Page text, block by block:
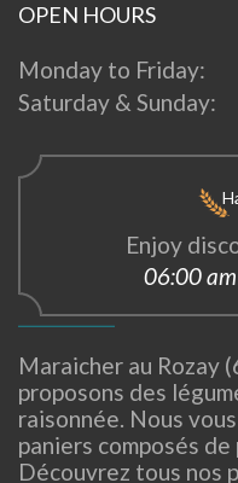
OPEN HOURS
Monday to Friday:
Saturday & Sunday:
Enjoy
06:00
Maraicher au Rozay
proposons des
raisonnée. Nous
paniers composés
Découvrez tous nos